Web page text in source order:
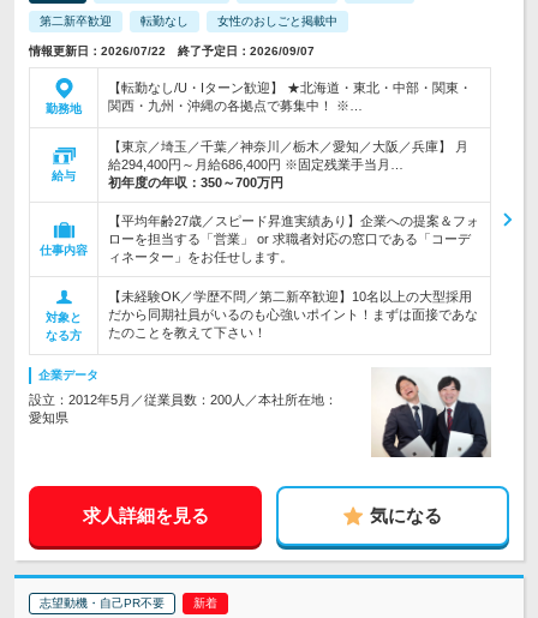
第二新卒歓迎 転勤なし 女性のおしごと掲載中
情報更新日：2026/07/22 終了予定日：2026/09/07
勤務地
【転勤なし/U・Iターン歓迎】 ★北海道・東北・中部・関東・
関西・九州・沖縄の各拠点で募集中！ ※…
給与
【東京／埼玉／千葉／神奈川／栃木／愛知／大阪／兵庫】 月
給294,400円～月給686,400円 ※固定残業手当月…
初年度の年収： 350～700万円
仕事内容
【平均年齢27歳／スピード昇進実績あり】企業への提案＆フォ
ローを担当する「営業」 or 求職者対応の窓口である「コーデ
ィネーター」をお任せします。
対象と
なる方
【未経験OK／学歴不問／第二新卒歓迎】10名以上の大型採用
だから同期社員がいるのも心強いポイント！まずは面接であな
たのことを教えて下さい！
企業データ
設立：2012年5月／従業員数：200人／本社所在地：
愛知県
求人詳細を見る 気になる
志望動機・自己PR不要